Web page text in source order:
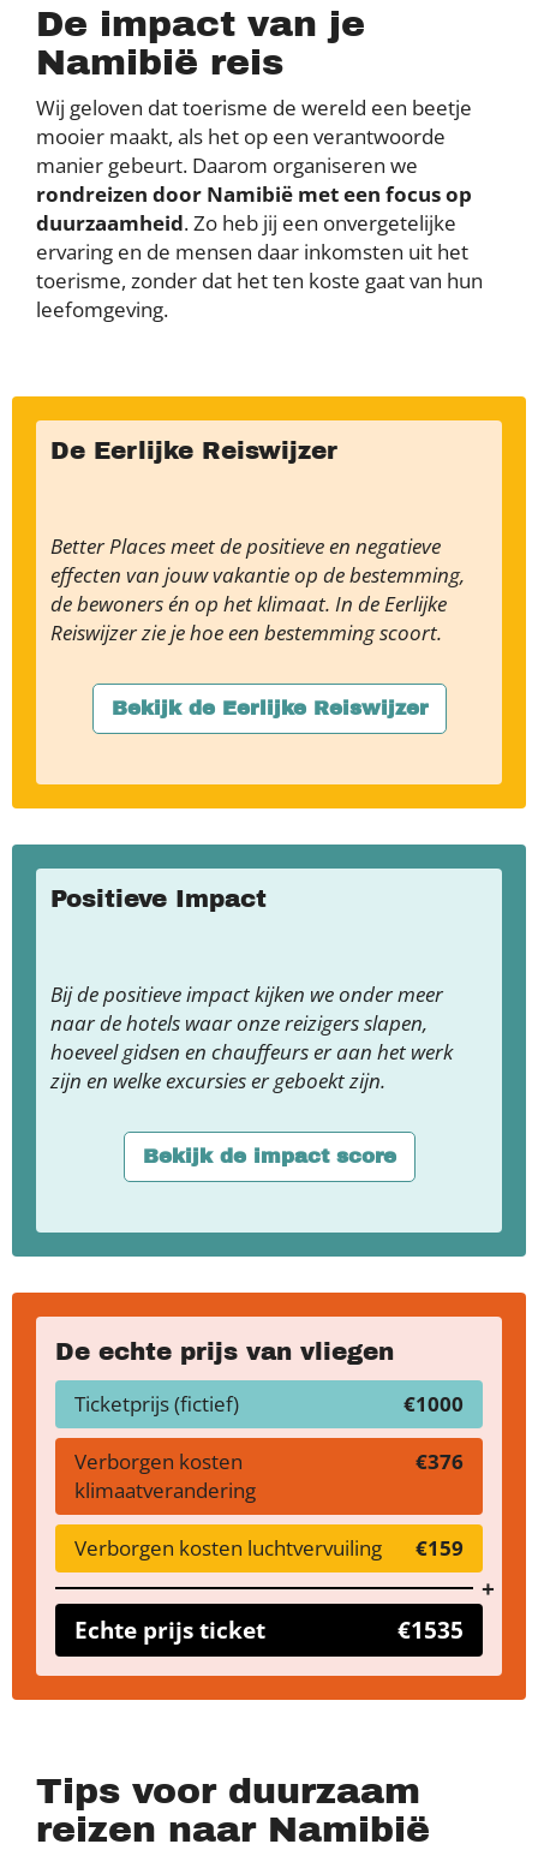
De impact van je
Namibië reis
Wij geloven dat toerisme de wereld een beetje
mooier maakt, als het op een verantwoorde
manier gebeurt. Daarom organiseren we
rondreizen door Namibië met een focus op
duurzaamheid. Zo heb jij een onvergetelijke
ervaring en de mensen daar inkomsten uit het
toerisme, zonder dat het ten koste gaat van hun
leefomgeving.
De Eerlijke Reiswijzer
Better Places meet de positieve en negatieve
effecten van jouw vakantie op de bestemming,
de bewoners én op het klimaat. In de Eerlijke
Reiswijzer zie je hoe een bestemming scoort.
Bekijk de Eerlijke Reiswijzer
Positieve Impact
Bij de positieve impact kijken we onder meer
naar de hotels waar onze reizigers slapen,
hoeveel gidsen en chauffeurs er aan het werk
zijn en welke excursies er geboekt zijn.
Bekijk de impact score
De echte prijs van vliegen
Ticketprijs (fictief) €1000
Verborgen kosten
klimaatverandering
€376
Verborgen kosten luchtvervuiling €159
Echte prijs ticket €1535
Tips voor duurzaam
reizen naar Namibië